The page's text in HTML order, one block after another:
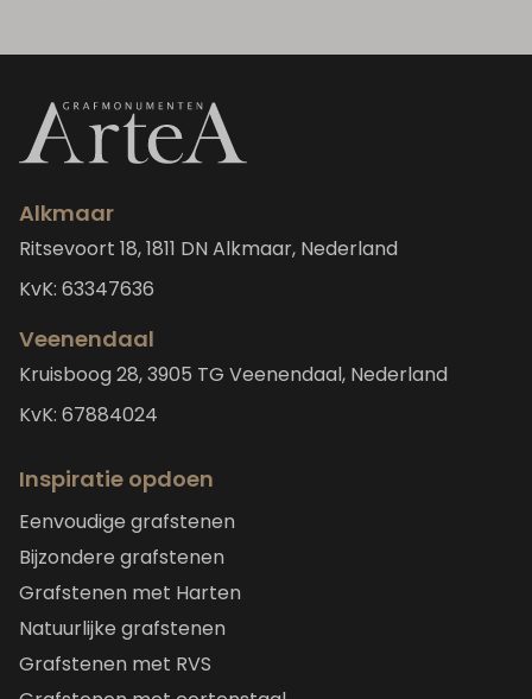
Alkmaar
Ritsevoort 18, 1811 DN Alkmaar, Nederland
KvK: 63347636
Veenendaal
Kruisboog 28, 3905 TG Veenendaal, Nederland
KvK: 67884024
Inspiratie opdoen
Eenvoudige grafstenen
Bijzondere grafstenen
Grafstenen met Harten
Natuurlijke grafstenen
Grafstenen met RVS